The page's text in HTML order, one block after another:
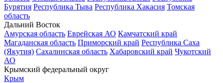
Бурятия Республика Тыва Республика Хакасия Томская
область
Дальний Восток
Амурская область Еврейская АО Камчатский край
Магаданская область Приморский край Республика Саха
(Якутия) Сахалинская область Хабаровский край Чукотский
АО
Крымский федеральный округ
Крым